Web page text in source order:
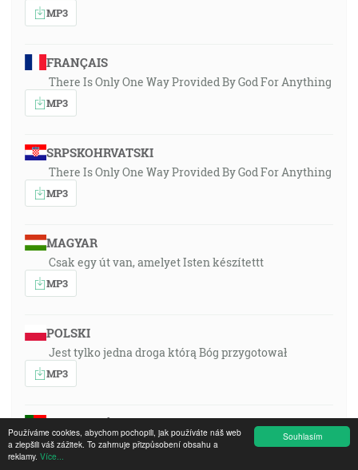
Souhlasím
Používáme cookies, abychom pochopili, jak používáte náš web
a zlepšili váš zážitek. To zahrnuje přizpůsobení obsahu a
reklamy. Více...
MP3
FRANÇAIS
There Is Only One Way Provided By God For Anything
MP3
SRPSKOHRVATSKI
There Is Only One Way Provided By God For Anything
MP3
MAGYAR
Csak egy út van, amelyet Isten készítettt
MP3
POLSKI
Jest tylko jedna droga którą Bóg przygotował
MP3
PORTUGUÊS
Só há um caminho preparardo por Deus
MP3